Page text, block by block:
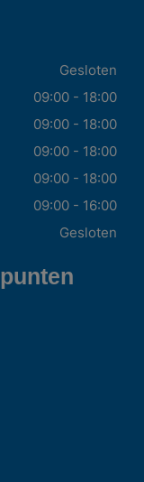
Gesloten
09:00 - 18:00
09:00 - 18:00
09:00 - 18:00
09:00 - 18:00
09:00 - 16:00
Gesloten